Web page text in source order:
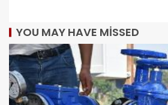
YOU MAY HAVE MISSED